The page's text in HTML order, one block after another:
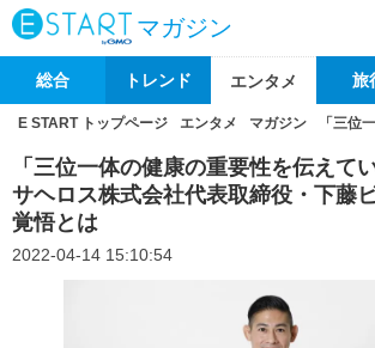
マガジン
総合 トレンド エンタメ 旅
E START トップページ エンタメ マガジン 「三位
「三位一体の健康の重要性を伝えて
サヘロス株式会社代表取締役・下藤
覚悟とは
2022-04-14 15:10:54